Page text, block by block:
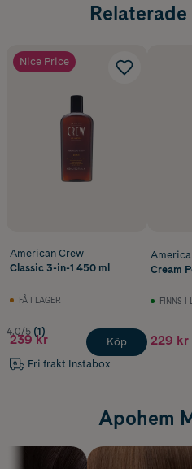
Nice Price
American Crew
Classic 3-in-1 450 ml
FÅ I LAGER
4.0/5 (1)
239 kr
Fri frakt Instabox
Köp
Cream
FINNS I
229 kr
Apohem